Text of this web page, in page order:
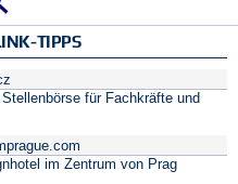
TIPPS
für Fachkräfte und
im Zentrum von Prag